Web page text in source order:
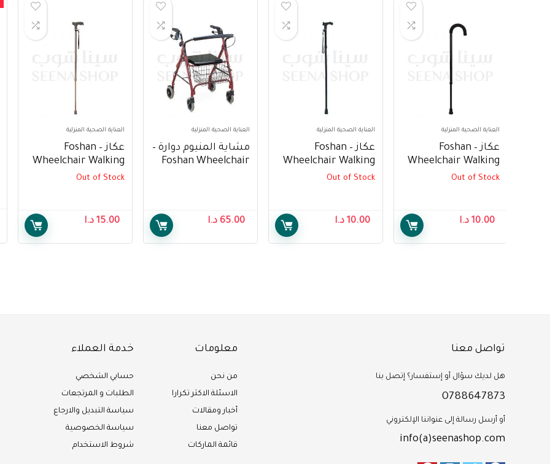
العناية الصحية المنزلية
عكاز – Foshan
Wheelchair Walking
Stick FS9280L
Out of Stock
10.00 د.ا
العناية الصحية المنزلية
عكاز – Foshan
Wheelchair Walking
Stick FS949L
Out of Stock
10.00 د.ا
العناية الصحية المنزلية
مشاية المنيوم دوارة –
Foshan Wheelchair
65.00 د.ا
العناية الصحية المنزلية
عكاز – Foshan
Wheelchair Walking
Stick FS9206L
Out of Stock
15.00 د.ا
تواصل معنا
هل لديك سؤال أو إستفسار؟ إتصل بنا
0788647873
أو أرسل رسالة إلى عنواننا الإلكتروني
info(a)seenashop.com
معلومات
من نحن
الاسئلة الاكثر تكرارا
أخبار ومقالات
تواصل معنا
قائمة الماركات
خدمة العملاء
حسابي الشخصي
الطلبات و المرتجعات
سياسة التبديل والارجاع
سياسة الخصوصية
شروط الاستخدام